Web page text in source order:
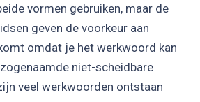
vormen gebruiken, maar de
geven de voorkeur aan
omdat je het werkwoord kan
niet-scheidbare
veel werkwoorden ontstaan